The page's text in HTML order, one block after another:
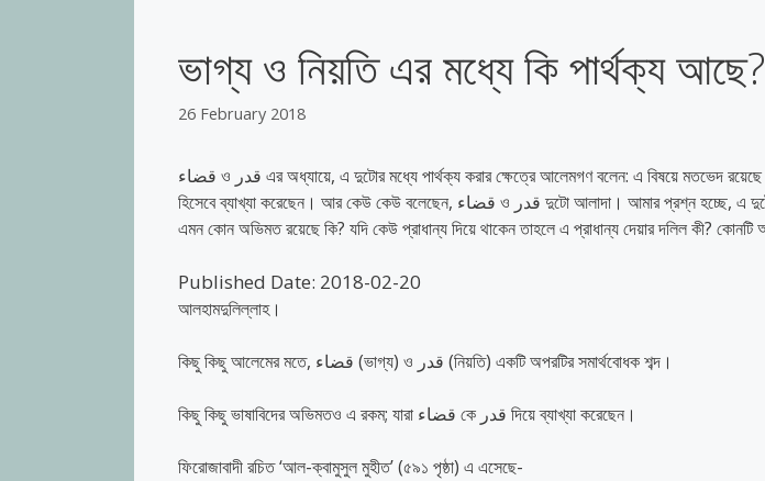
ভাগ্য ও নিয়তি এর মধ্যে কি পার্থক্য আছে?
26 February 2018
قضاء ও قدر এর অধ্যায়ে, এ দুটোর মধ্যে পার্থক্য করার ক্ষেত্রে আলেমগণ বলেন: এ বিষয়ে মতভেদ রয়েছে। কোন কোন আলেম, قضاء কে قدر
হিসেবে ব্যাখ্যা করেছেন। আর কেউ কেউ বলেছেন, قضاء ও قدر দুটো আলাদা। আমার প্রশ্ন হচ্ছে, এ দুটো মতের একটি মতকে প্রাধান্য দিয়েছে
Published Date: 2018-02-20
আলহামদুলিল্লাহ।
কিছু কিছু আলেমের মতে, قضاء (ভাগ্য) ও قدر (নিয়তি) একটি অপরটির সমার্থবোধক শব্দ।
কিছু কিছু ভাষাবিদের অভিমতও এ রকম; যারা قضاء কে قدر দিয়ে ব্যাখ্যা করেছেন।
ফিরোজাবাদী রচিত ‘আল-ক্বামুসুল মুহীত’ (৫৯১ পৃষ্ঠা) এ এসেছে-